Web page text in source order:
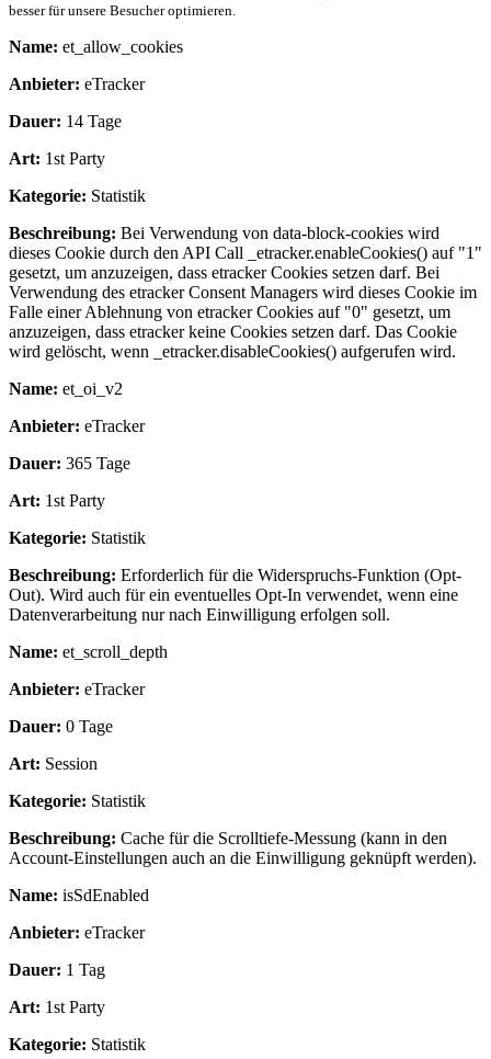
besser für unsere Besucher optimieren.
Name: et_allow_cookies
Anbieter: eTracker
Dauer: 14 Tage
Art: 1st Party
Kategorie: Statistik
Beschreibung: Bei Verwendung von data-block-cookies wird
dieses Cookie durch den API Call _etracker.enableCookies() auf "1"
gesetzt, um anzuzeigen, dass etracker Cookies setzen darf. Bei
Verwendung des etracker Consent Managers wird dieses Cookie im
Falle einer Ablehnung von etracker Cookies auf "0" gesetzt, um
anzuzeigen, dass etracker keine Cookies setzen darf. Das Cookie
wird gelöscht, wenn _etracker.disableCookies() aufgerufen wird.
Name: et_oi_v2
Anbieter: eTracker
Dauer: 365 Tage
Art: 1st Party
Kategorie: Statistik
Beschreibung: Erforderlich für die Widerspruchs-Funktion (Opt-
Out). Wird auch für ein eventuelles Opt-In verwendet, wenn eine
Datenverarbeitung nur nach Einwilligung erfolgen soll.
Name: et_scroll_depth
Anbieter: eTracker
Dauer: 0 Tage
Art: Session
Kategorie: Statistik
Beschreibung: Cache für die Scrolltiefe-Messung (kann in den
Account-Einstellungen auch an die Einwilligung geknüpft werden).
Name: isSdEnabled
Anbieter: eTracker
Dauer: 1 Tag
Art: 1st Party
Kategorie: Statistik